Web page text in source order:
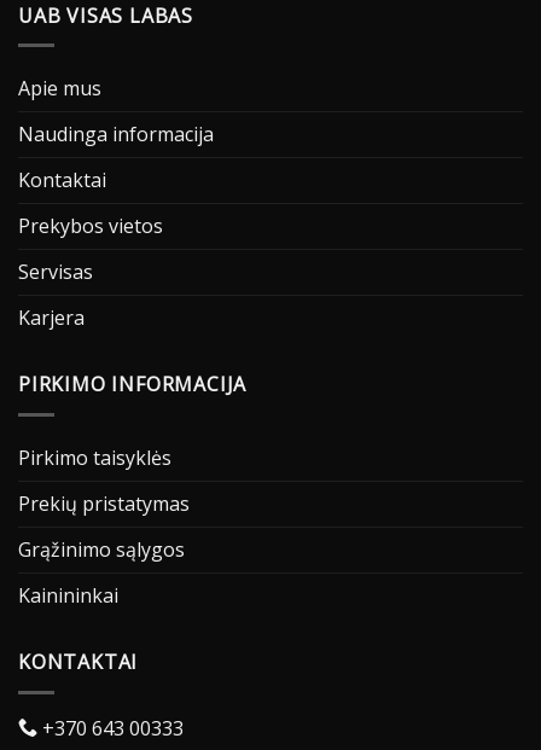
UAB VISAS LABAS
Apie mus
Naudinga informacija
Kontaktai
Prekybos vietos
Servisas
Karjera
PIRKIMO INFORMACIJA
Pirkimo taisyklės
Prekių pristatymas
Grąžinimo sąlygos
Kainininkai
KONTAKTAI
+370 643 00333